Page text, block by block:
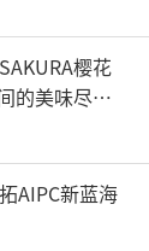
樱花
的美味尽情
AIPC新蓝海